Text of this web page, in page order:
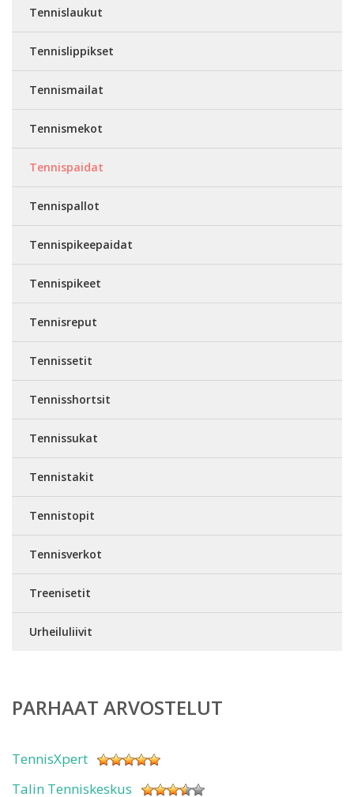
Tennislaukut
Tennislippikset
Tennismailat
Tennismekot
Tennispaidat
Tennispallot
Tennispikeepaidat
Tennispikeet
Tennisreput
Tennissetit
Tennisshortsit
Tennissukat
Tennistakit
Tennistopit
Tennisverkot
Treenisetit
Urheiluliivit
PARHAAT ARVOSTELUT
TennisXpert
Talin Tenniskeskus